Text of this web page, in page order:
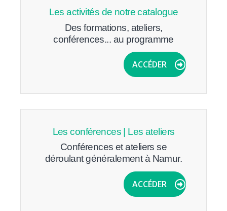
Les activités de notre catalogue
Des formations, ateliers,
conférences... au programme
ACCÉDER
Les conférences | Les ateliers
Conférences et ateliers se
déroulant généralement à Namur.
ACCÉDER